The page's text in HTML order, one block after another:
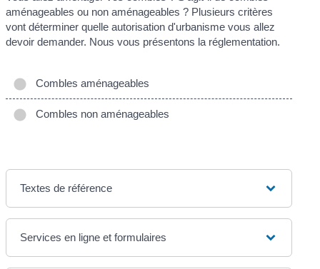
aménageables ou non aménageables ? Plusieurs critères
vont déterminer quelle autorisation d'urbanisme vous allez
devoir demander. Nous vous présentons la réglementation.
Combles aménageables
Combles non aménageables
Textes de référence
Services en ligne et formulaires